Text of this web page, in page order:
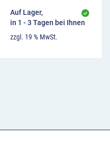
Auf Lager,
in 1 - 3 Tagen bei Ihnen
zzgl. 19 % MwSt.